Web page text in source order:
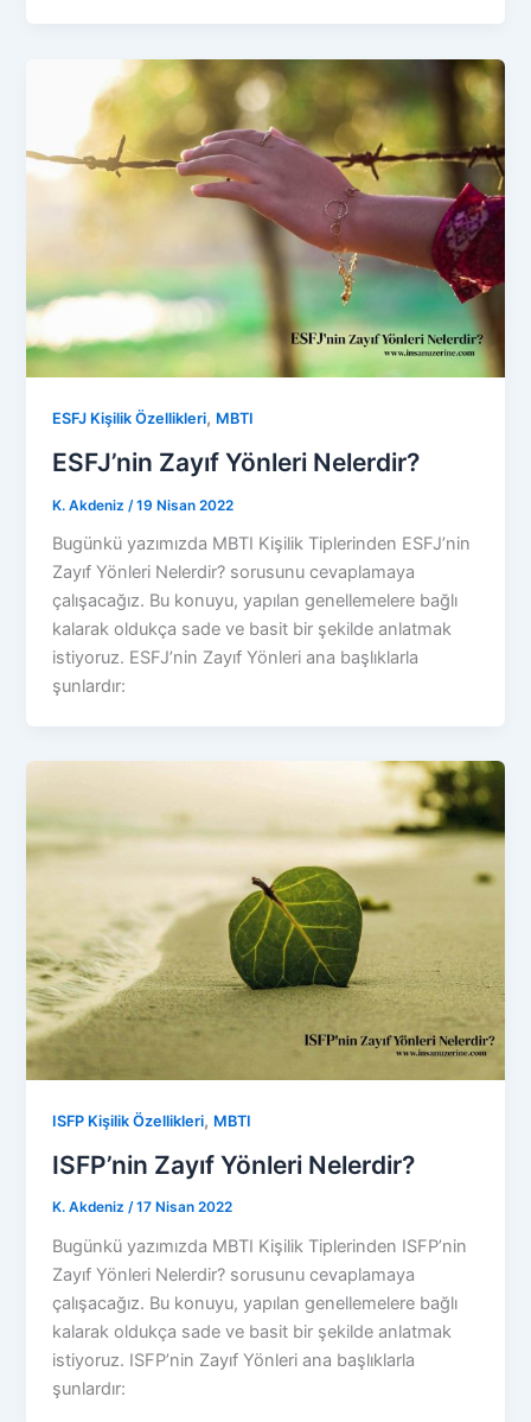
ESFJ Kişilik Özellikleri, MBTI
ESFJ’nin Zayıf Yönleri Nelerdir?
K. Akdeniz /19 Nisan 2022
Bugünkü yazımızda MBTI Kişilik Tiplerinden ESFJ’nin
Zayıf Yönleri Nelerdir? sorusunu cevaplamaya
çalışacağız. Bu konuyu, yapılan genellemelere bağlı
kalarak oldukça sade ve basit bir şekilde anlatmak
istiyoruz. ESFJ’nin Zayıf Yönleri ana başlıklarla
şunlardır:
ISFP Kişilik Özellikleri, MBTI
ISFP’nin Zayıf Yönleri Nelerdir?
K. Akdeniz/17 Nisan 2022
Bugünkü yazımızda MBTI Kişilik Tiplerinden ISFP’nin
Zayıf Yönleri Nelerdir? sorusunu cevaplamaya
çalışacağız. Bu konuyu, yapılan genellemelere bağlı
kalarak oldukça sade ve basit bir şekilde anlatmak
istiyoruz. ISFP’nin Zayıf Yönleri ana başlıklarla
şunlardır: